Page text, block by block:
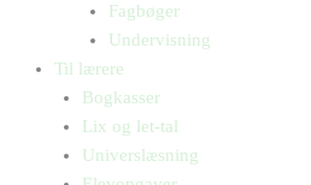
Fagbøger
Undervisning
Til lærere
Bogkasser
Lix og let-tal
Universlæsning